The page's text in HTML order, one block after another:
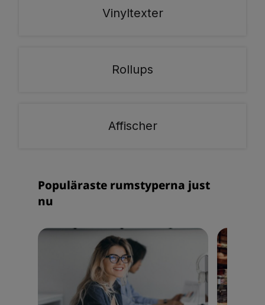
Vinyltexter
Rollups
Affischer
Populäraste rumstyperna just
nu